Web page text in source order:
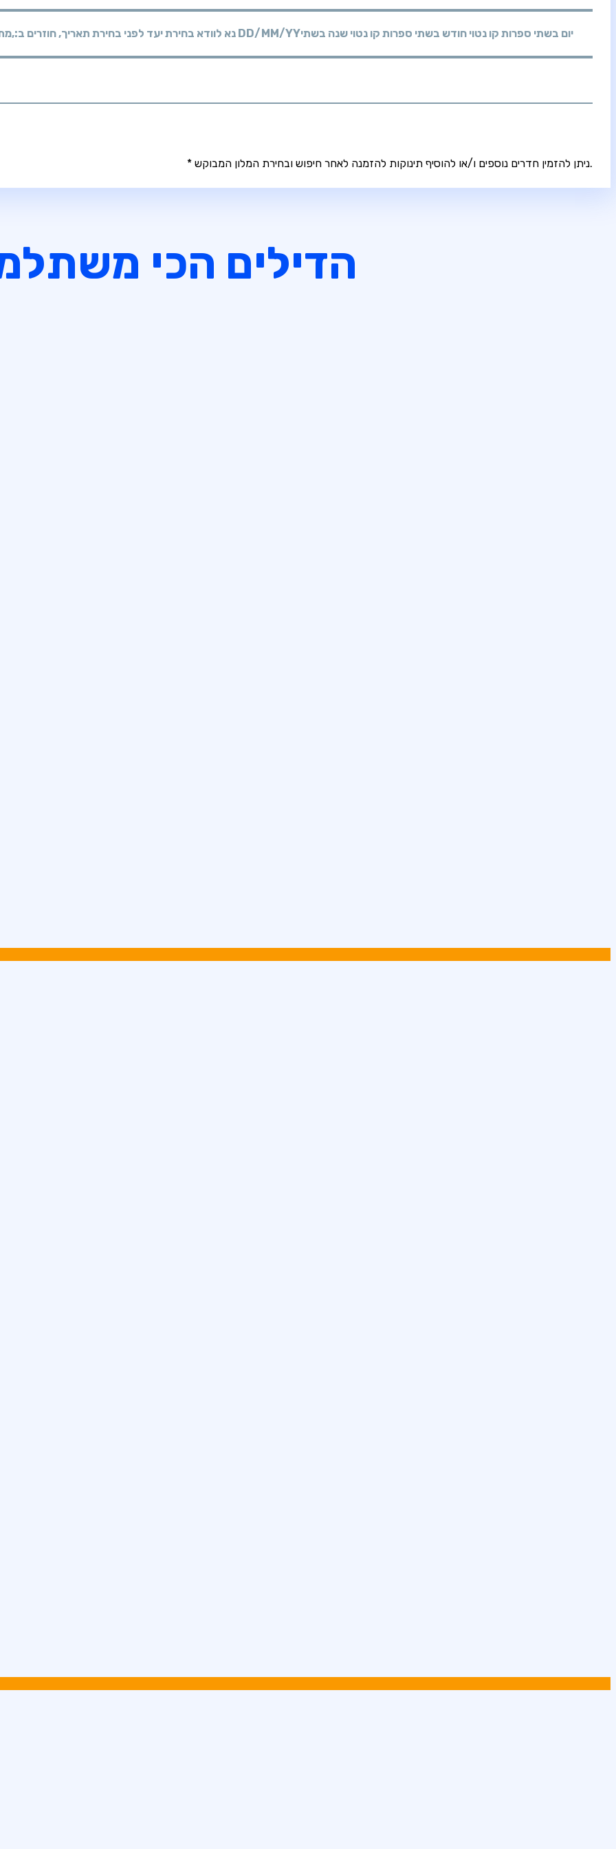
נא לוודא בחירת יעד לפני בחירת תאריך,חוזרים ב:, DD/MM/YYיום בשתי ספרות קו נטוי חודש בשתי ספרות קו נטוי שנה בשתי
* ניתן להזמין חדרים נוספים ו/או להוסיף תינוקות להזמנה לאחר חיפוש ובחירת המלון המבוקש.
הדילים הכי